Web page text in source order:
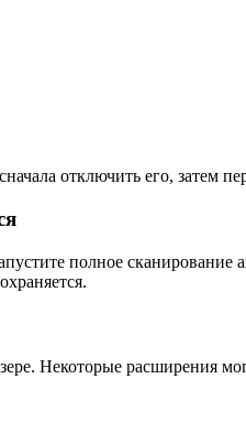
отключить его, затем
полное сканирование
Некоторые расширения